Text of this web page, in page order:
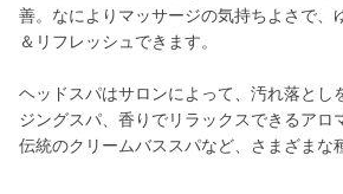
善。なによりマッサージの気持ちよさで、
＆リフレッシュできます。
ヘッドスパはサロンによって、汚れ落とし
ジングスパ、香りでリラックスできるアロ
伝統のクリームバススパなど、さまざまな